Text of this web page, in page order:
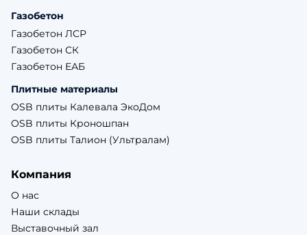
Газобетон
Газобетон ЛСР
Газобетон СК
Газобетон ЕАБ
Плитные материалы
OSB плиты Калевала ЭкоДом
OSB плиты Кроношпан
OSB плиты Талион (Ультралам)
Компания
О нас
Наши склады
Выставочный зал